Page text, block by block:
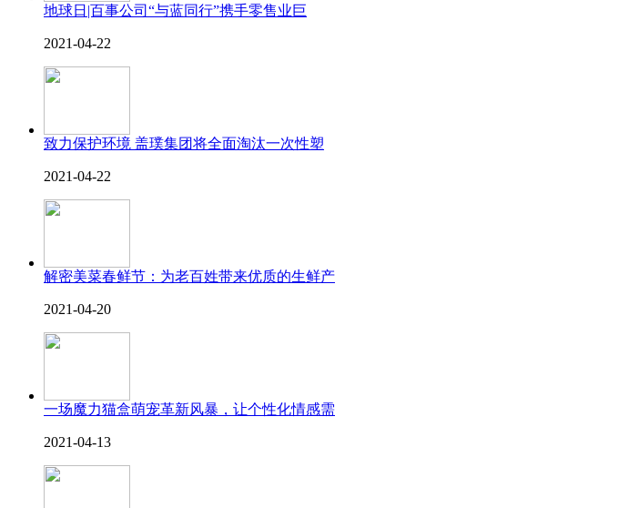
地球日|百事公司“与蓝同行”携手零售业巨
2021-04-22
致力保护环境 盖璞集团将全面淘汰一次性塑
2021-04-22
解密美菜春鲜节：为老百姓带来优质的生鲜产
2021-04-20
一场魔力猫盒萌宠革新风暴，让个性化情感需
2021-04-13